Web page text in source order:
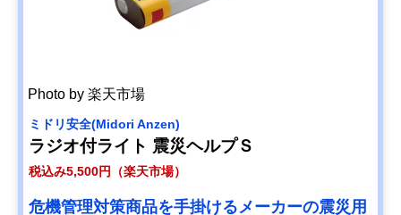
Photo by 楽天市場
ミドリ安全(Midori Anzen)
ラジオ付ライト 震災ヘルプＳ
税込み5,500円（楽天市場）
危機管理対策商品を手掛けるメーカーの震災用